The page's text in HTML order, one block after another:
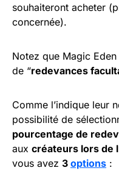
souhaiteront acheter
concernée).
Notez que Magic
de “redevances
Comme l’indique leur
possibilité de
pourcentage de
aux créateurs lors de
vous avez 3 options :